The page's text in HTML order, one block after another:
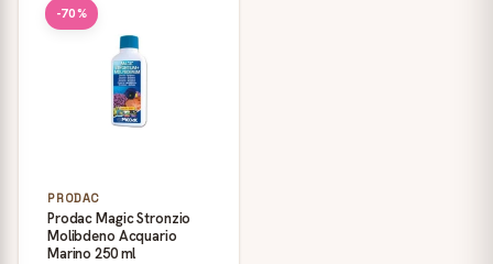
-70%
PRODAC
Prodac Magic Stronzio
Molibdeno Acquario
Marino 250 ml